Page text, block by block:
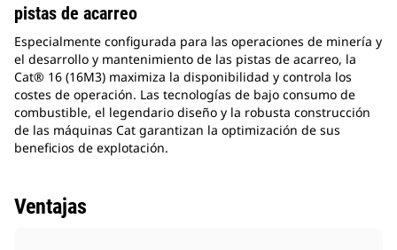
pistas de acarreo
Especialmente configurada para las operaciones de minería y
el desarrollo y mantenimiento de las pistas de acarreo, la
Cat® 16 (16M3) maximiza la disponibilidad y controla los
costes de operación. Las tecnologías de bajo consumo de
combustible, el legendario diseño y la robusta construcción
de las máquinas Cat garantizan la optimización de sus
beneficios de explotación.
Ventajas